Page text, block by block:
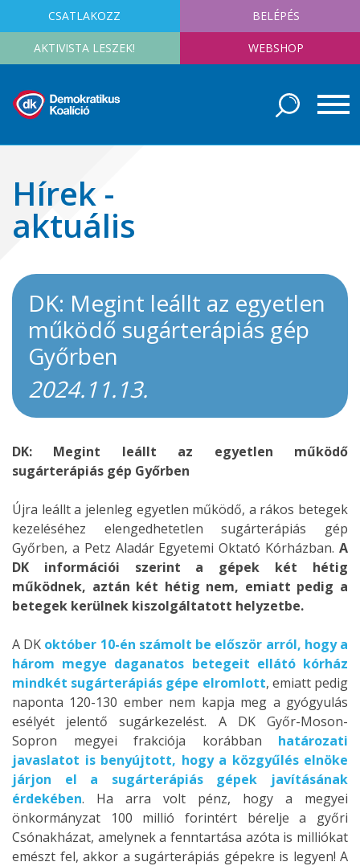
CSATLAKOZZ BELÉPÉS
AKTIVISTA LESZEK! WEBSHOP
Hírek -
aktuális
DK: Megint leállt az egyetlen
működő sugárterápiás gép
Győrben
2024.11.13.
DK: Megint leállt az egyetlen működő
sugárterápiás gép Győrben
Újra leállt a jelenleg egyetlen működő, a rákos betegek
kezeléséhez elengedhetetlen sugárterápiás gép
Győrben, a Petz Aladár Egyetemi Oktató Kórházban. A
DK információi szerint a gépek két hétig
működnek, aztán két hétig nem, emiatt pedig a
betegek kerülnek kiszolgáltatott helyzetbe.
A DK október 10-én számolt be először arról, hogy a
három megye daganatos betegeit ellátó kórház
mindkét sugárterápiás gépe elromlott, emiatt pedig
naponta 120-130 ember nem kapja meg a gyógyulás
esélyét jelentő sugárkezelést. A DK Győr-Moson-
Sopron megyei frakciója korábban határozati
javaslatot is benyújtott, hogy a közgyűlés elnöke
járjon el a sugárterápiás gépek javításának
érdekében. Ha arra volt pénz, hogy a megyei
önkormányzat 100 millió forintért bérelje a győri
Csónakházat, amelynek a fenntartása azóta is milliókat
emészt fel, akkor a sugárterápiás gépekre is legyen! A